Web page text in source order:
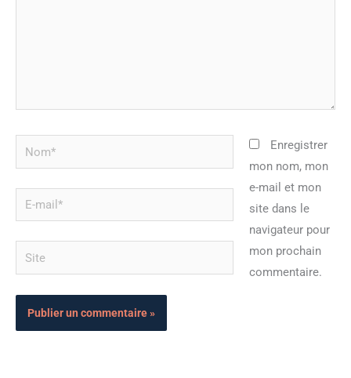
Nom*
mail*
Site
Enregistrer
mon nom, mon
e-mail et mon
site dans le
navigateur pour
mon prochain
commentaire.